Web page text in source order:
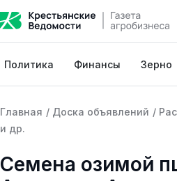
Политика Финансы Зерно
Главная / Доска объявлений /
и др.
Семена озимой